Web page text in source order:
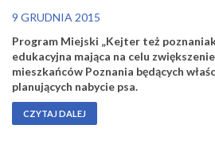
9 GRUDNIA 2015
Program Miejski „Kejter też
edukacyjna mająca na celu
mieszkańców Poznania będących
planujących nabycie psa.
CZYTAJ DALEJ